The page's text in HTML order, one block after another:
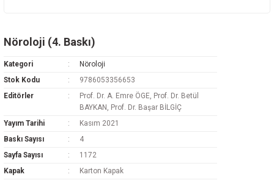
Nöroloji (4. Baskı)
Kategori
Nöroloji
Stok Kodu
9786053356653
Editörler
Prof. Dr. A. Emre ÖGE, Prof. Dr. Betül
BAYKAN, Prof. Dr. Başar BİLGİÇ
Yayım Tarihi
Kasım 2021
Baskı Sayısı
4
Sayfa Sayısı
1172
Kapak
Karton Kapak